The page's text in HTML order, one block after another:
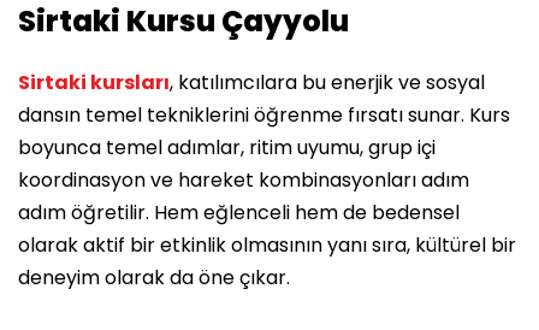
Sirtaki Kursu Çayyolu
Sirtaki kursları, katılımcılara bu enerjik ve sosyal
dansın temel tekniklerini öğrenme fırsatı sunar. Kurs
boyunca temel adımlar, ritim uyumu, grup içi
koordinasyon ve hareket kombinasyonları adım
adım öğretilir. Hem eğlenceli hem de bedensel
olarak aktif bir etkinlik olmasının yanı sıra, kültürel bir
deneyim olarak da öne çıkar.